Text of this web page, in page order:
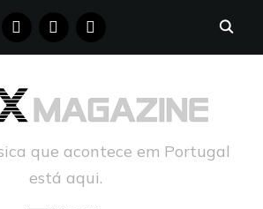
PINTERESTTUMBLR
que acontece em Portugal
está aqui.